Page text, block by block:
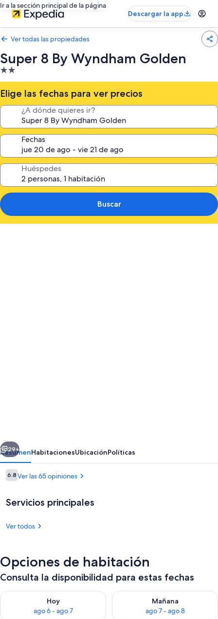
Ir a la sección principal de la página
Descargar la app
Ver todas las propiedades
Super 8 By Wyndham Golden
Propiedad
de
2.0
estrellas
Elige las fechas para ver precios
¿A dónde quieres ir?
Fechas
Huéspedes
Buscar
Golden
Siguiente
29+
ResumenHabitacionesUbicaciónPolíticas
Opiniones
6.86.8 de 10,
Ver las 65 opiniones
Servicios principales
Ver todos
Opciones de habitación
Consulta la disponibilidad para estas fechas
Hoy
ago 6 - ago 7
Consulta la disponibilidad para hoy ago 6 - ago 7
Mañana
ago 7 - ago 8
Consulta la disponibilidad